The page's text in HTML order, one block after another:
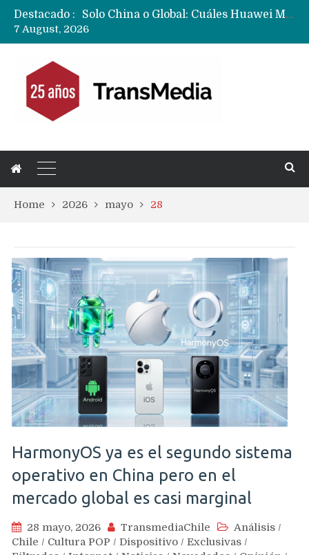
Destacado :
Data Centers de Huawei en Chile, México, Brasil,Perú y Argentina podrían verse afectados por arremetida de EE.UU
7 August, 2026
Home 2026 mayo 28
HarmonyOS ya es el segundo sistema
operativo en China pero en el
mercado global es casi marginal
28 mayo, 2026 TransmediaChile Análisis /
Chile / Cultura POP / Dispositivo / Exclusivas /